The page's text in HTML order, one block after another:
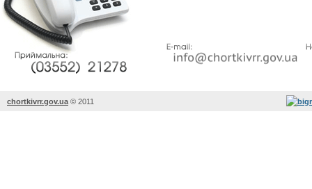
chortkivrr.gov.ua © 2011